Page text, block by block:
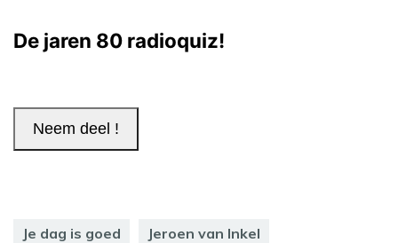
Je dag is goed Jeroen van Inkel